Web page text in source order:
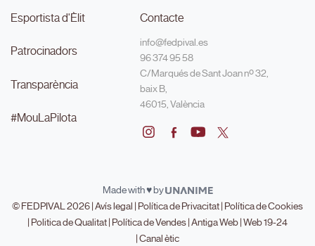
Esportista d'Èlit
Patrocinadors
Transparència
#MouLaPilota
Contacte
info@fedpival.es
96 374 95 58
C/Marqués de Sant Joan nº 32,
baix B,
46015, València
Made with ♥ by
© FEDPIVAL 2026 | Avís legal Política de Privacitat Política de Cookies
Politica de Qualitat Política de Vendes Antiga Web Web 19-24
Canal ètic